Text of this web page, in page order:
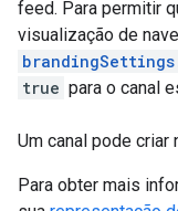
feed. Para permitir
visualização de
true para o canal
Um canal pode criar
Para obter mais